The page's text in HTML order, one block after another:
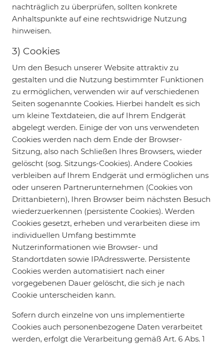
nachträglich zu überprüfen, sollten konkrete
Anhaltspunkte auf eine rechtswidrige Nutzung
hinweisen.
3) Cookies
Um den Besuch unserer Website attraktiv zu
gestalten und die Nutzung bestimmter Funktionen
zu ermöglichen, verwenden wir auf verschiedenen
Seiten sogenannte Cookies. Hierbei handelt es sich
um kleine Textdateien, die auf Ihrem Endgerät
abgelegt werden. Einige der von uns verwendeten
Cookies werden nach dem Ende der Browser-
Sitzung, also nach Schließen Ihres Browsers, wieder
gelöscht (sog. Sitzungs-Cookies). Andere Cookies
verbleiben auf Ihrem Endgerät und ermöglichen uns
oder unseren Partnerunternehmen (Cookies von
Drittanbietern), Ihren Browser beim nächsten Besuch
wiederzuerkennen (persistente Cookies). Werden
Cookies gesetzt, erheben und verarbeiten diese im
individuellen Umfang bestimmte
Nutzerinformationen wie Browser- und
Standortdaten sowie IPAdresswerte. Persistente
Cookies werden automatisiert nach einer
vorgegebenen Dauer gelöscht, die sich je nach
Cookie unterscheiden kann.
Sofern durch einzelne von uns implementierte
Cookies auch personenbezogene Daten verarbeitet
werden, erfolgt die Verarbeitung gemäß Art. 6 Abs. 1